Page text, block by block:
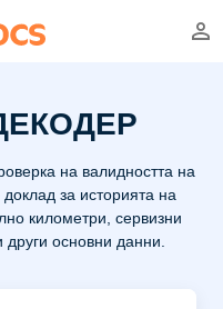
на валидността на
за историята на
километри, сервизни
основни данни.